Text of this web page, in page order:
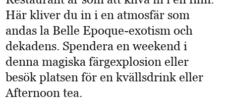
Här kliver du in i en atmosfär som
andas la Belle Epoque-exotism och
dekadens. Spendera en weekend i
denna magiska färgexplosion eller
besök platsen för en kvällsdrink eller
Afternoon tea.